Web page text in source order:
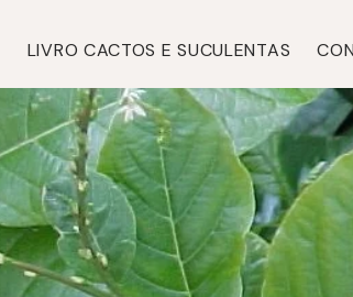
LIVRO CACTOS E SUCULENTAS